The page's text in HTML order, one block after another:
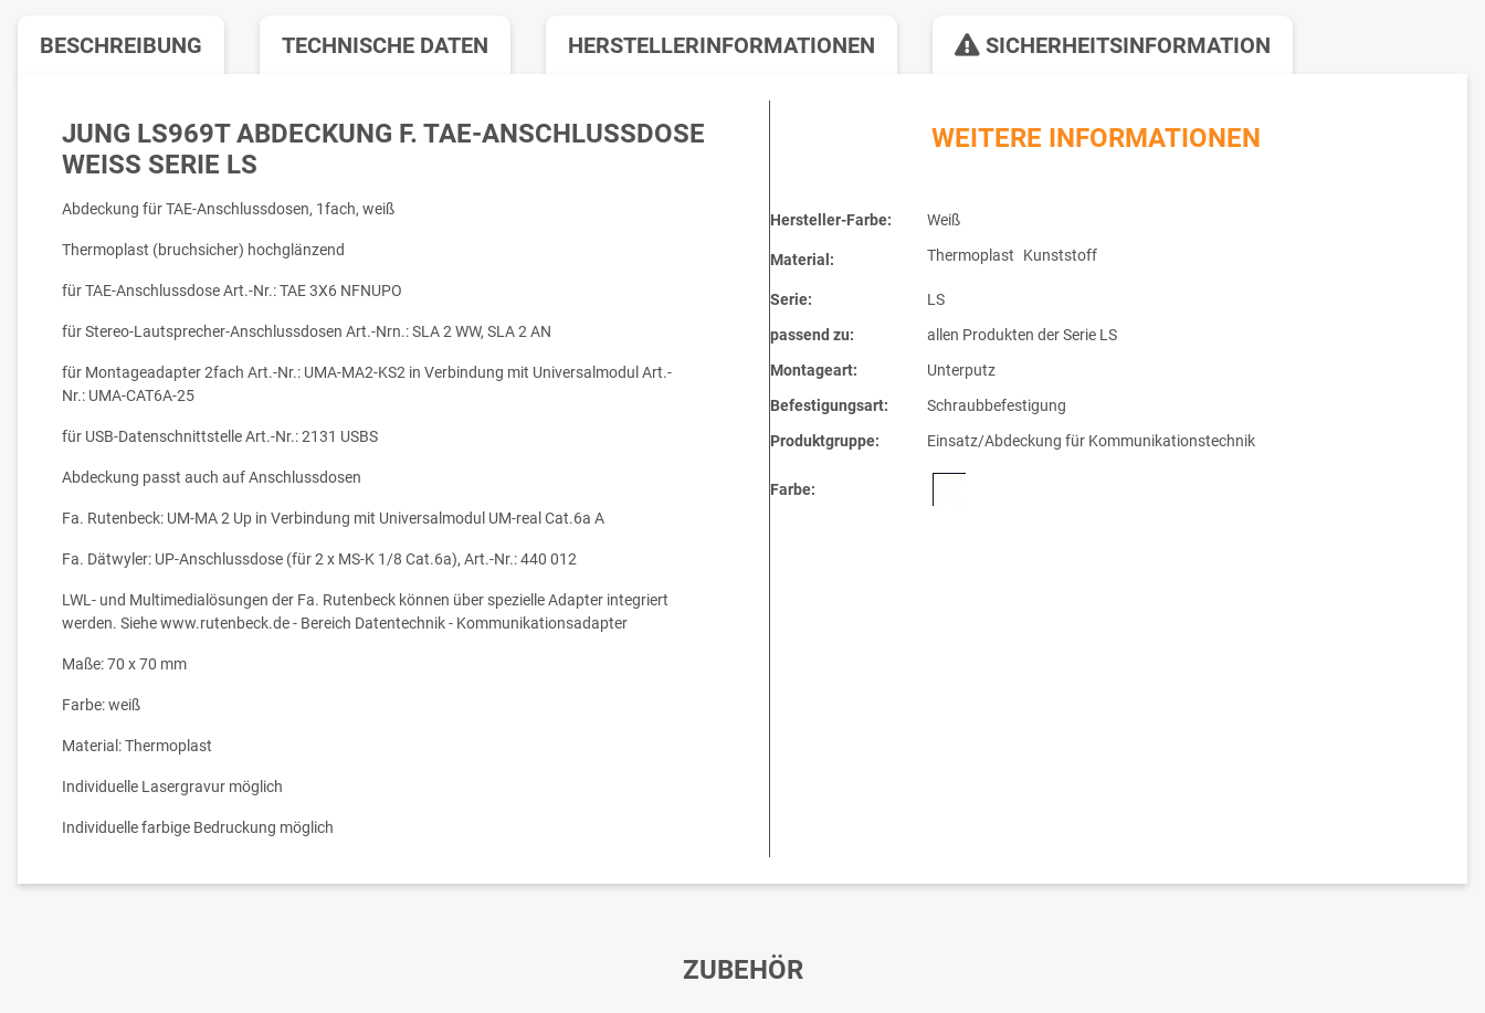
BESCHREIBUNG TECHNISCHE DATEN HERSTELLERINFORMATIONEN SICHERHEITSINFORMATION
JUNG LS969T ABDECKUNG F. TAE-ANSCHLUSSDOSE
WEISS SERIE LS
Abdeckung für TAE-Anschlussdosen, 1fach, weiß
Thermoplast (bruchsicher) hochglänzend
für TAE-Anschlussdose Art.-Nr.: TAE 3X6 NFNUPO
für Stereo-Lautsprecher-Anschlussdosen Art.-Nrn.: SLA 2 WW, SLA 2 AN
für Montageadapter 2fach Art.-Nr.: UMA-MA2-KS2 in Verbindung mit Universalmodul Art.-
Nr.: UMA-CAT6A-25
für USB-Datenschnittstelle Art.-Nr.: 2131 USBS
Abdeckung passt auch auf Anschlussdosen
Fa. Rutenbeck: UM-MA 2 Up in Verbindung mit Universalmodul UM-real Cat.6a A
Fa. Dätwyler: UP-Anschlussdose (für 2 x MS-K 1/8 Cat.6a), Art.-Nr.: 440 012
LWL- und Multimedialösungen der Fa. Rutenbeck können über spezielle Adapter integriert
werden. Siehe www.rutenbeck.de - Bereich Datentechnik - Kommunikationsadapter
Maße: 70 x 70 mm
Farbe: weiß
Material: Thermoplast
Individuelle Lasergravur möglich
Individuelle farbige Bedruckung möglich
WEITERE INFORMATIONEN
Hersteller-Farbe: Weiß
Material: Thermoplast Kunststoff
Serie:
LS
passend zu:
allen Produkten der Serie LS
Montageart:
Unterputz
Befestigungsart:
Schraubbefestigung
Produktgruppe:
Einsatz/Abdeckung für Kommunikationstechnik
Farbe:
ZUBEHÖR